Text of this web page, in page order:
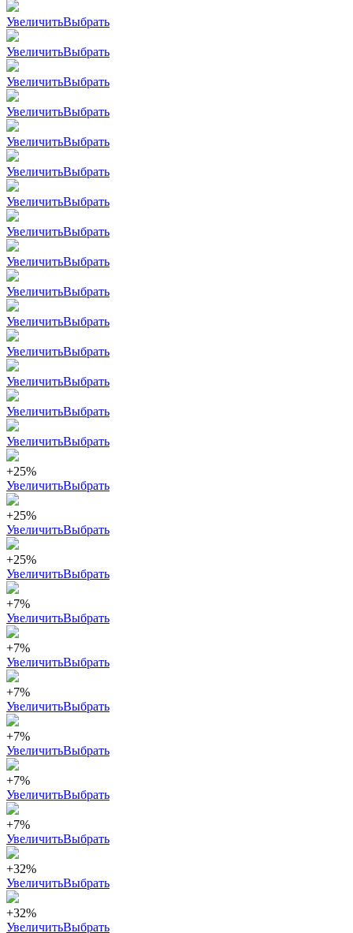
УвеличитьВыбрать
УвеличитьВыбрать
УвеличитьВыбрать
УвеличитьВыбрать
УвеличитьВыбрать
УвеличитьВыбрать
УвеличитьВыбрать
УвеличитьВыбрать
УвеличитьВыбрать
УвеличитьВыбрать
УвеличитьВыбрать
УвеличитьВыбрать
УвеличитьВыбрать
УвеличитьВыбрать
УвеличитьВыбрать
+25%
УвеличитьВыбрать
+25%
УвеличитьВыбрать
+25%
УвеличитьВыбрать
+7%
УвеличитьВыбрать
+7%
УвеличитьВыбрать
+7%
УвеличитьВыбрать
+7%
УвеличитьВыбрать
+7%
УвеличитьВыбрать
+7%
УвеличитьВыбрать
+32%
УвеличитьВыбрать
+32%
УвеличитьВыбрать